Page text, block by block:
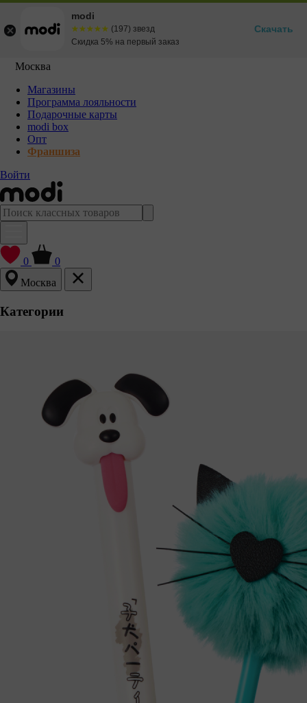
Москва
Магазины
Программа лояльности
Подарочные карты
modi box
Опт
Франшиза
Войти
0
0
Москва
Категории
modi
☆☆☆☆☆
★★★★★ (197) звезд
Скидка 5% на первый заказ
Скачать